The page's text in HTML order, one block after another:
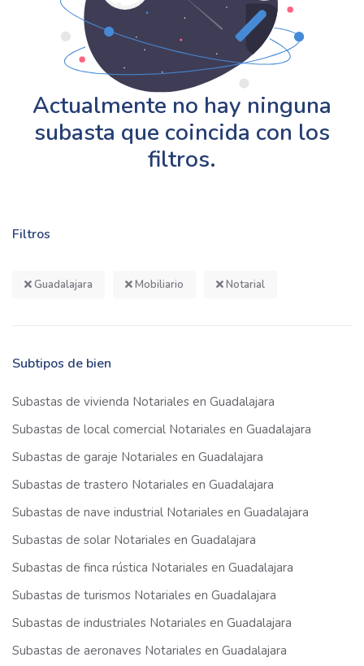
Filtros
Guadalajara Mobiliario Notarial
Subtipos de bien
Subastas de vivienda Notariales en Guadalajara
Subastas de local comercial Notariales en Guadalajara
Subastas de garaje Notariales en Guadalajara
Subastas de trastero Notariales en Guadalajara
Subastas de nave industrial Notariales en Guadalajara
Subastas de solar Notariales en Guadalajara
Subastas de finca rústica Notariales en Guadalajara
Subastas de turismos Notariales en Guadalajara
Subastas de industriales Notariales en Guadalajara
Subastas de aeronaves Notariales en Guadalajara
Actualmente no hay ninguna
subasta que coincida con los
filtros.